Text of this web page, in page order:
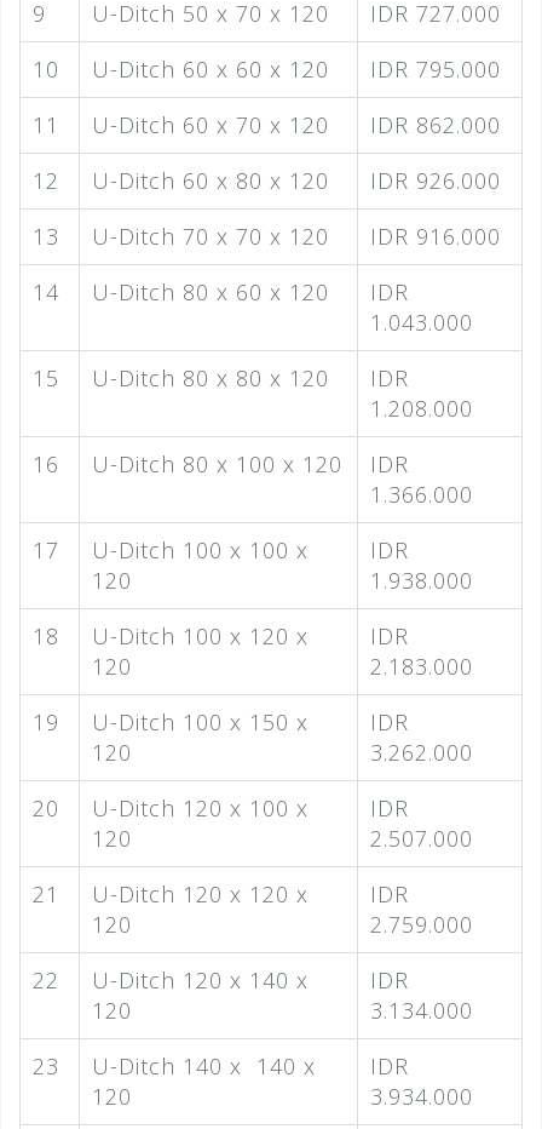
9
U-Ditch 50 x 70 x 120
IDR 727.000
10
U-Ditch 60 x 60 x 120
IDR 795.000
11
U-Ditch 60 x 70 x 120
IDR 862.000
12
U-Ditch 60 x 80 x 120
IDR 926.000
13
U-Ditch 70 x 70 x 120
IDR 916.000
14
U-Ditch 80 x 60 x 120
IDR
1.043.000
15
U-Ditch 80 x 80 x 120
IDR
1.208.000
16
U-Ditch 80 x 100 x 120
IDR
1.366.000
17
U-Ditch 100 x 100 x
120
IDR
1.938.000
18
U-Ditch 100 x 120 x
120
IDR
2.183.000
19
U-Ditch 100 x 150 x
120
IDR
3.262.000
20
U-Ditch 120 x 100 x
120
IDR
2.507.000
21
U-Ditch 120 x 120 x
120
IDR
2.759.000
22
U-Ditch 120 x 140 x
120
IDR
3.134.000
23
U-Ditch 140 x 140 x
120
IDR
3.934.000